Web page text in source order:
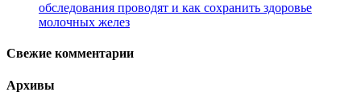
обследования проводят и как сохранить здоровье
молочных желез
Свежие комментарии
Архивы